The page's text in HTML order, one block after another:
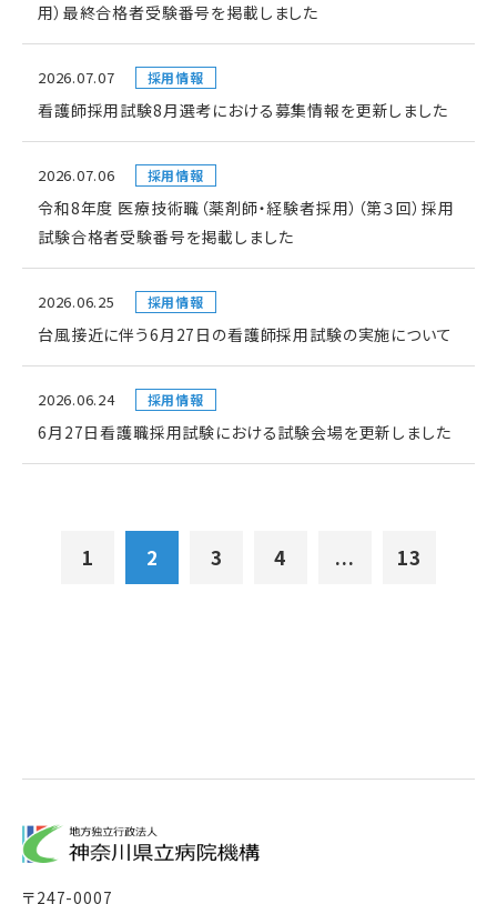
用）最終合格者受験番号を掲載しました
2026.07.07 採用情報
看護師採用試験8月選考における募集情報を更新しました
2026.07.06 採用情報
令和8年度 医療技術職（薬剤師・経験者採用）（第３回）採用
試験合格者受験番号を掲載しました
2026.06.25 採用情報
台風接近に伴う6月27日の看護師採用試験の実施について
2026.06.24 採用情報
6月27日看護職採用試験における試験会場を更新しました
1 2 3 4 ... 13
〒247-0007